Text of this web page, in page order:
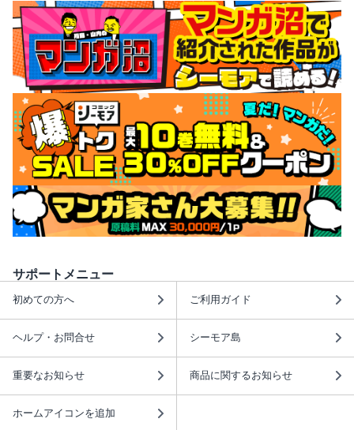
サポートメニュー
初めての方へ ご利用ガイド
ヘルプ・お問合せ シーモア島
重要なお知らせ 商品に関するお知らせ
ホームアイコンを追加